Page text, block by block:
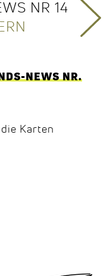
NR 14
NEWS NR.
Karten